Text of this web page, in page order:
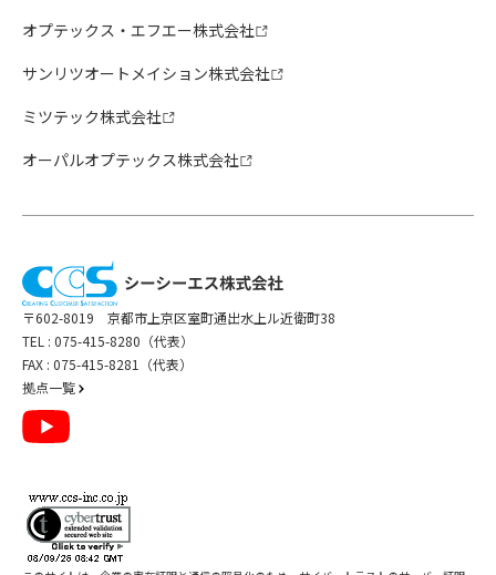
オプテックス・エフエー株式会社
サンリツオートメイション株式会社
ミツテック株式会社
オーパルオプテックス株式会社
〒602-8019 京都市上京区室町通出水上ル近衛町38
TEL : 075-415-8280（代表）
FAX : 075-415-8281（代表）
拠点一覧